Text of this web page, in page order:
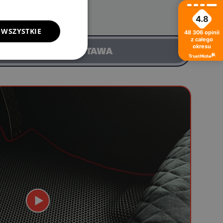
DOSTAWA
4.8
48 306 opinii
z całego
okresu